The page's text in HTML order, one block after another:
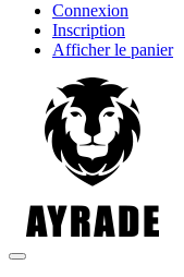
Connexion
Inscription
Afficher le panier
Basculer la navigation